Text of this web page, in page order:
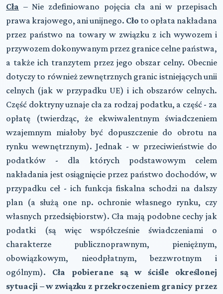
Cła – Nie zdefiniowano pojęcia cła ani w przepisach
prawa krajowego, ani unijnego. Cło to opłata nakładana
przez państwo na towary w związku z ich wywozem i
przywozem dokonywanym przez granice celne państwa,
a także ich tranzytem przez jego obszar celny. Obecnie
dotyczy to również zewnętrznych granic istniejących unii
celnych (jak w przypadku UE) i ich obszarów celnych.
Część doktryny uznaje cła za rodzaj podatku, a część - za
opłatę (twierdząc, że ekwiwalentnym świadczeniem
wzajemnym miałoby być dopuszczenie do obrotu na
rynku wewnętrznym). Jednak - w przeciwieństwie do
podatków - dla których podstawowym celem
nakładania jest osiągnięcie przez państwo dochodów, w
przypadku ceł - ich funkcja fiskalna schodzi na dalszy
plan (a służą one np. ochronie własnego rynku, czy
własnych przedsiębiorstw). Cła mają podobne cechy jak
podatki (są więc współcześnie świadczeniami o
charakterze publicznoprawnym, pieniężnym,
obowiązkowym, nieodpłatnym, bezzwrotnym i
ogólnym). Cła pobierane są w ściśle określonej
sytuacji –w związku zprzekroczeniem granicy przez